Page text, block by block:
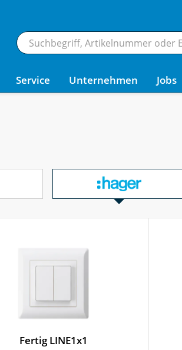
Service Unternehmen Jobs
Fertig LINE1x1